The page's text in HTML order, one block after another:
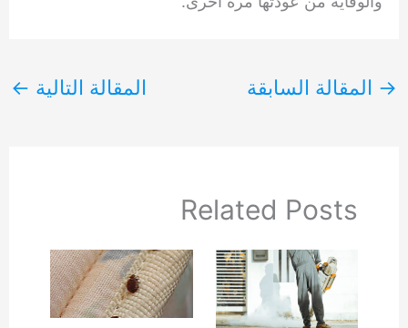
→ المقالة السابقة المقالة التالية ←
Related Posts